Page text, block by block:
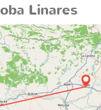
Linares